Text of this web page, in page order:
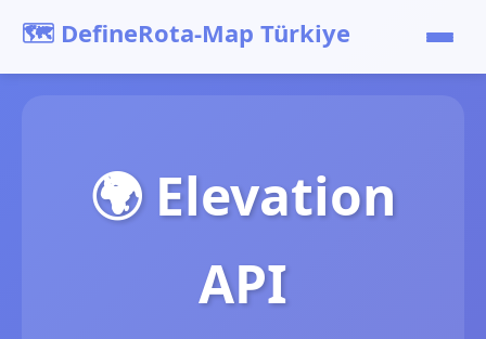
🗺️ DefineRota-Map Türkiye
Fiyatlar
Dokümantasyon
🌍 Elevation
API